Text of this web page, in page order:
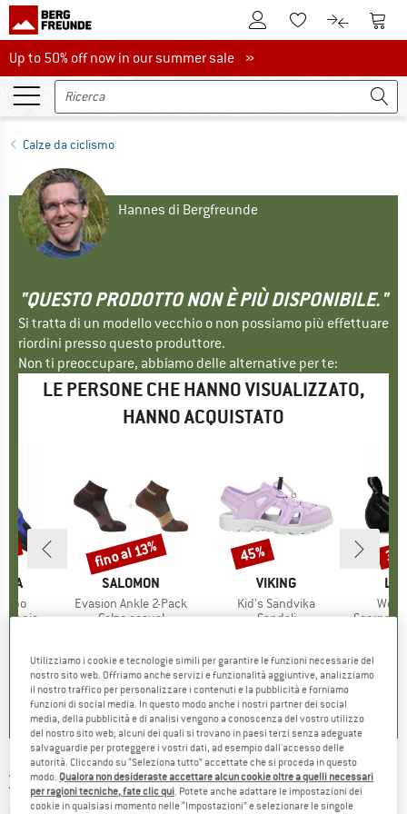
Al conto clienteAlla lista
Al Al
Up to 50% off now in our summer sale
Up to 50% off now in our summer sale »
Calze da ciclismo
Hannes di Bergfreunde
"QUESTO PRODOTTO NON È PIÙ DISPONIBILE."
Si tratta di un modello vecchio o non possiamo più effettuare
riordini presso questo produttore.
Non ti preoccupare, abbiamo delle alternative per te:
LE PERSONE CHE HANNO VISUALIZZATO,
HANNO ACQUISTATO
)
MARCHIO
SALOMON
Articolo
Evasion Ankle 2-Pack
Gruppo di prodotti
Calze casual
4,9(20)
Sconto
fino al 13%
MARCHIO
VIKING
Articolo
Kid's Sandvika
Gruppo di prodotti
Sandali
4,5(2)
Sconto
45%
LA
Gruppo
Scarpette
X-SOCKS -Bike Pro Cut 4.0 - Calze da
Utilizziamo i cookie e tecnologie simili per garantire le funzioni necessarie del
nostro sito web. Offriamo anche servizi e funzionalità aggiuntive, analizziamo
il nostro traffico per personalizzare i contenuti e la pubblicità e forniamo
funzioni di social media. In questo modo anche i nostri partner dei social
media, della pubblicità e di analisi vengono a conoscenza del vostro utilizzo
del nostro sito web; alcuni dei quali si trovano in paesi terzi senza adeguate
salvaguardie per proteggere i vostri dati, ad esempio dall'accesso delle
autorità. Cliccando su “Seleziona tutto” accettate che si proceda in questo
modo. Qualora non desideraste accettare alcun cookie oltre a quelli necessari
per ragioni tecniche, fate clic qui. Potete anche adattare le impostazioni dei
cookie in qualsiasi momento nelle “Impostazioni” e selezionare le singole